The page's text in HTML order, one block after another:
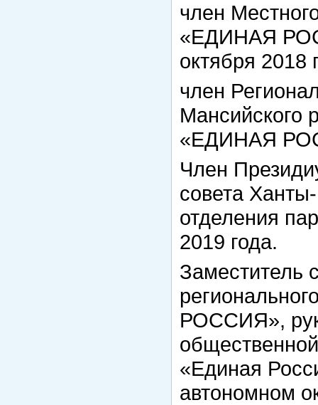
член
«ЕДИНАЯ
октября 2018
член
Мансийского
«ЕДИНАЯ
Член
совета
отделения
2019 года.
Заместитель
РОССИЯ»,
«Единая
автономном